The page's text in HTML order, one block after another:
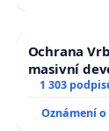
Ochrana
masivní
1 303
Oznámení